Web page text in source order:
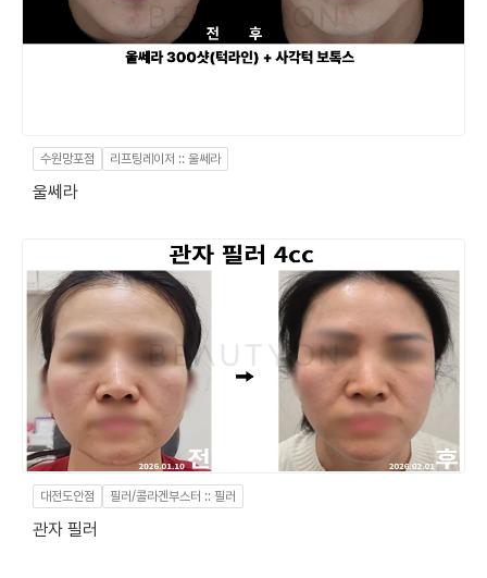
수원망포점 리프팅레이저 :: 울쎄라
울쎄라
대전도안점 필러/콜라겐부스터 :: 필러
관자 필러